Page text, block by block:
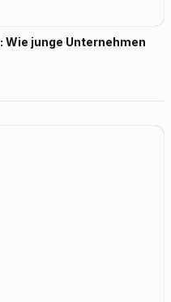
junge Unternehmen